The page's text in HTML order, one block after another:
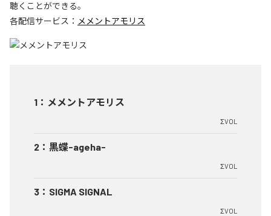
聴くことができる。
各配信サービス： メメントアモリス
1 ： メメントアモリス
ΣVOL
2 ： 黒蝶-ageha-
ΣVOL
3 ： SIGMA SIGNAL
ΣVOL